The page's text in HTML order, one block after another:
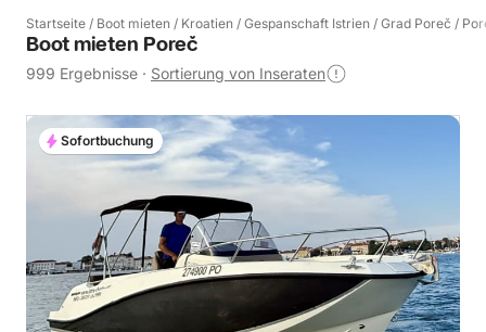
Startseite / Boot mieten / Kroatien / Gespanschaft Istrien / Grad Poreč /
Boot mieten Poreč
999 Ergebnisse · Sortierung von Inseraten
Sofortbuchung